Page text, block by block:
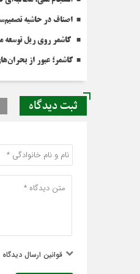
اصناف در حاشیه
کاشمر روی ریل توسعه
کاشمر؛ عبور از
ثبت دیدگاه
قوانین ارسال دیدگاه